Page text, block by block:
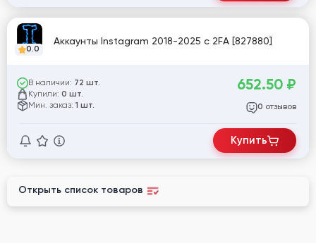
0.0
Аккаунты Instagram 2018-2025 с 2FA [827880]
В наличии: 72 шт.
Купили: 0 шт.
Мин. заказ: 1 шт.
652.50 ₽
0 отзывов
Купить
Открыть список товаров